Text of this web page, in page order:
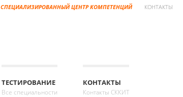
СПЕЦИАЛИЗИРОВАННЫЙ ЦЕНТР КОМПЕТЕНЦИЙ КОНТАКТЫ
ТЕСТИРОВАНИЕ
Все специальности
КОНТАКТЫ
Контакты СККИТ